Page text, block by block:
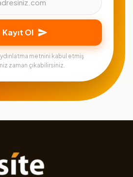
Kayıt Ol
metnini kabul etmiş
zaman çıkabilirsiniz.